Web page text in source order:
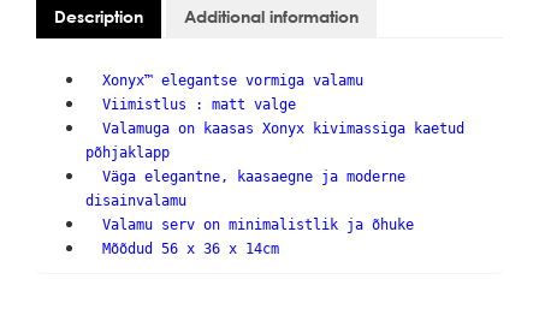
Description Additional information
Xonyx™ elegantse vormiga valamu
Viimistlus : matt valge
Valamuga on kaasas Xonyx kivimassiga kaetud
põhjaklapp
Väga elegantne, kaasaegne ja moderne
disainvalamu
Valamu serv on minimalistlik ja õhuke
Mõõdud 56 x 36 x 14cm